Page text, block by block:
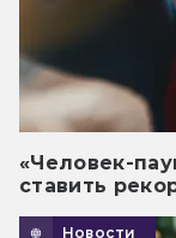
«Человек-
ставить
Новости